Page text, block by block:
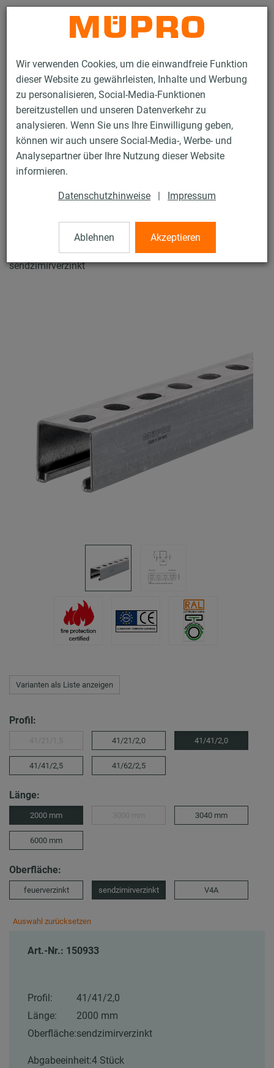
Wir verwenden Cookies, um die einwandfreie Funktion
dieser Website zu gewährleisten, Inhalte und Werbung
zu personalisieren, Social-Media-Funktionen
bereitzustellen und unseren Datenverkehr zu
analysieren. Wenn Sie uns Ihre Einwilligung geben,
können wir auch unsere Social-Media-, Werbe- und
Analysepartner über Ihre Nutzung dieser Website
informieren.
Datenschutzhinweise | Impressum
Ablehnen Akzeptieren
Kontakt
Produkte Befestigungstechnik
Installationsschienen
MPR-Systemschienen
MPR-Systemschienen
MPR-Systemschiene 41/41/2,0, Länge: 2.000 mm,
sendzimirverzinkt
Varianten als Liste anzeigen
Profil:
41/21/2,0 41/41/2,0
41/41/2,5 41/62/2,5
Länge:
2000 mm 3040 mm
6000 mm
Oberfläche:
feuerverzinkt sendzimirverzinkt V4A
Auswahl zurücksetzen
Art.-Nr.: 150933
Profil:
41/41/2,0
Länge:
2000 mm
Oberfläche:sendzimirverzinkt
Abgabeeinheit:4 Stück